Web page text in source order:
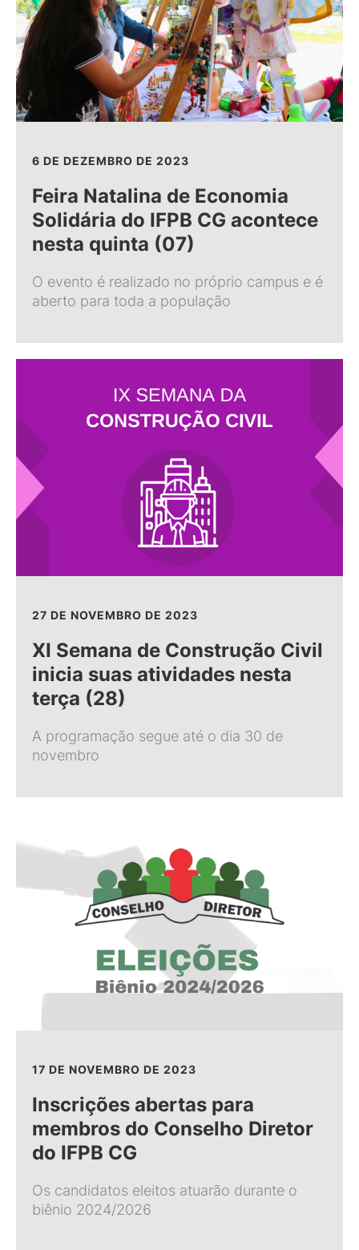
6 DE DEZEMBRO DE 2023
Feira Natalina de Economia
Solidária do IFPB CG acontece
nesta quinta (07)
O evento é realizado no próprio campus e é
aberto para toda a população
27 DE NOVEMBRO DE 2023
XI Semana de Construção Civil
inicia suas atividades nesta
terça (28)
A programação segue até o dia 30 de
novembro
17 DE NOVEMBRO DE 2023
Inscrições abertas para
membros do Conselho Diretor
do IFPB CG
Os candidatos eleitos atuarão durante o
biênio 2024/2026